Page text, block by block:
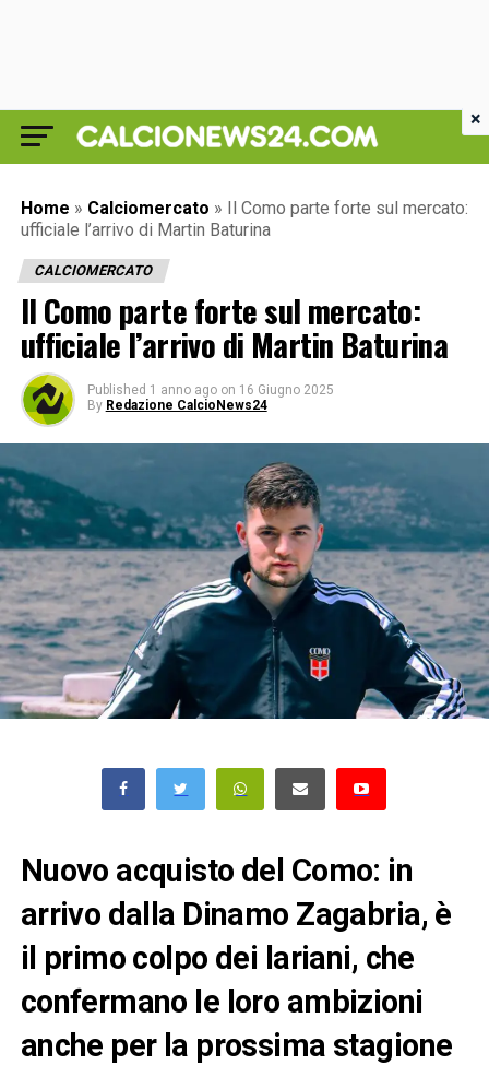
Home » Calciomercato » Il Como parte forte sul mercato:
ufficiale l’arrivo di Martin Baturina
CALCIOMERCATO
Il Como parte forte sul mercato:
ufficiale l’arrivo di Martin Baturina
Published 1 anno ago on 16 Giugno 2025
By Redazione CalcioNews24
Nuovo acquisto del Como: in
arrivo dalla Dinamo Zagabria, è
il primo colpo dei lariani, che
confermano le loro ambizioni
anche per la prossima stagione
×